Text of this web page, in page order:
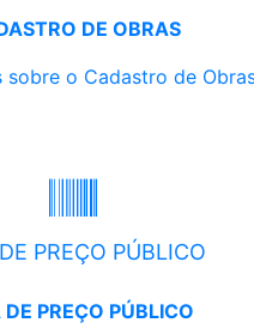
DE OBRAS
sobre o Cadastro de
PREÇO PÚBLICO
DE PREÇO PÚBLICO